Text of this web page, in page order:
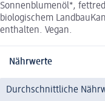
Sonnenblumenöl*,
biologischem
enthalten. Vegan.
Nährwerte
Durchschnittliche